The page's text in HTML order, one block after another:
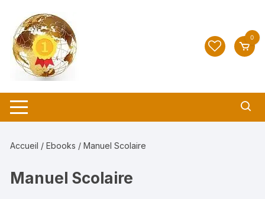
contenu
0
Accueil /Ebooks / Manuel Scolaire
Manuel Scolaire